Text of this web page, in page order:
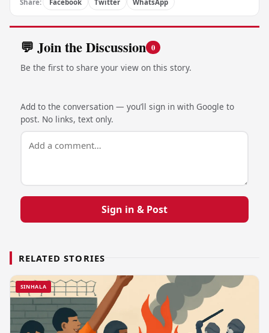
Share: Facebook Twitter WhatsApp
💬 Join the Discussion 0
Be the first to share your view on this story.
Add to the conversation — you’ll sign in with Google to
post. No links, text only.
Sign in & Post
RELATED STORIES
SINHALA